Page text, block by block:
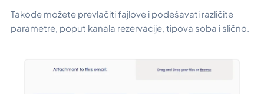
Takođe možete prevlačiti fajlove i podešavati različite
parametre, poput kanala rezervacije, tipova soba i slično.